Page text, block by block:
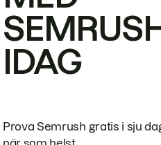
IDAG
Prova Semrush gratis i sju